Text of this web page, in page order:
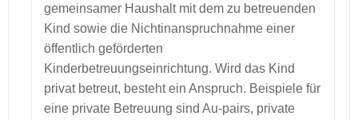
gemeinsamer Haushalt mit dem zu betreuenden
Kind sowie die Nichtinanspruchnahme einer
öffentlich geförderten
Kinderbetreuungseinrichtung. Wird das Kind
privat betreut, besteht ein Anspruch. Beispiele für
eine private Betreuung sind Au-pairs, private